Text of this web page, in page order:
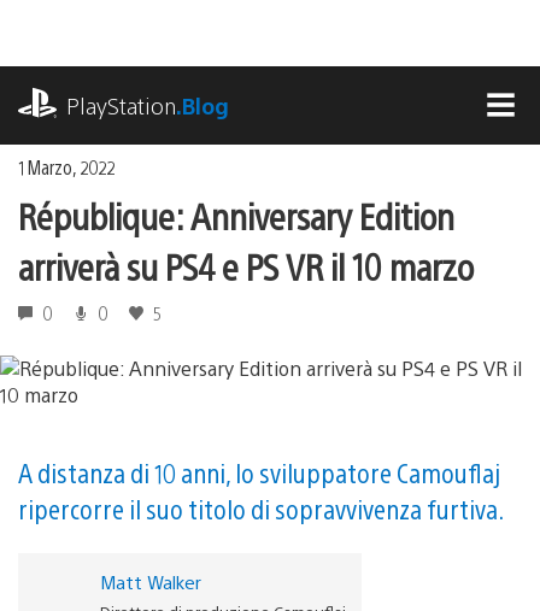
contenuto
PlayStation.Blog
1 Marzo, 2022
République: Anniversary Edition
arriverà su PS4 e PS VR il 10 marzo
0 0 5
A distanza di 10 anni, lo sviluppatore Camouflaj
ripercorre il suo titolo di sopravvivenza furtiva.
Matt Walker